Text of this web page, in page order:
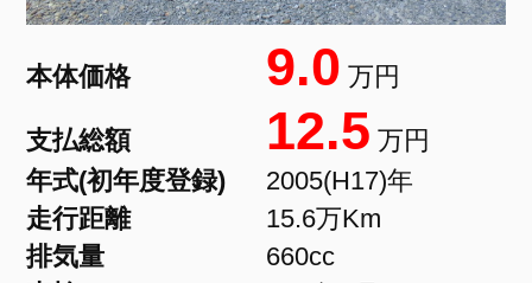
本体価格 9.0 万円
支払総額 12.5 万円
年式(初年度登録)
2005(H17)年
走行距離
15.6万Km
排気量
660cc